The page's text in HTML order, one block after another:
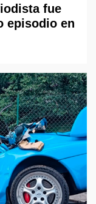
fue
episodio en